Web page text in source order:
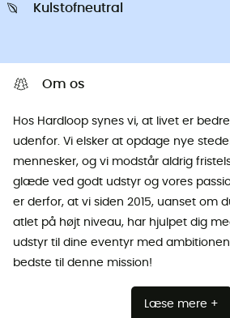
Kulstofneutral
Om os
Hos Hardloop synes vi, at livet er
udenfor. Vi elsker at opdage nye
mennesker, og vi modstår aldrig
glæde ved godt udstyr og vores
er derfor, at vi siden 2015, uanset om
atlet på højt niveau, har hjulpet dig
udstyr til dine eventyr med
bedste til denne mission!
Læse mere +